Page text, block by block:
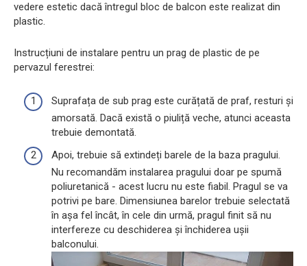
vedere estetic dacă întregul bloc de balcon este realizat din
plastic.
Instrucțiuni de instalare pentru un prag de plastic de pe
pervazul ferestrei:
Suprafața de sub prag este curățată de praf, resturi și
amorsată. Dacă există o piuliță veche, atunci aceasta
trebuie demontată.
Apoi, trebuie să extindeți barele de la baza pragului.
Nu recomandăm instalarea pragului doar pe spumă
poliuretanică - acest lucru nu este fiabil. Pragul se va
potrivi pe bare. Dimensiunea barelor trebuie selectată
în așa fel încât, în cele din urmă, pragul finit să nu
interfereze cu deschiderea și închiderea ușii
balconului.